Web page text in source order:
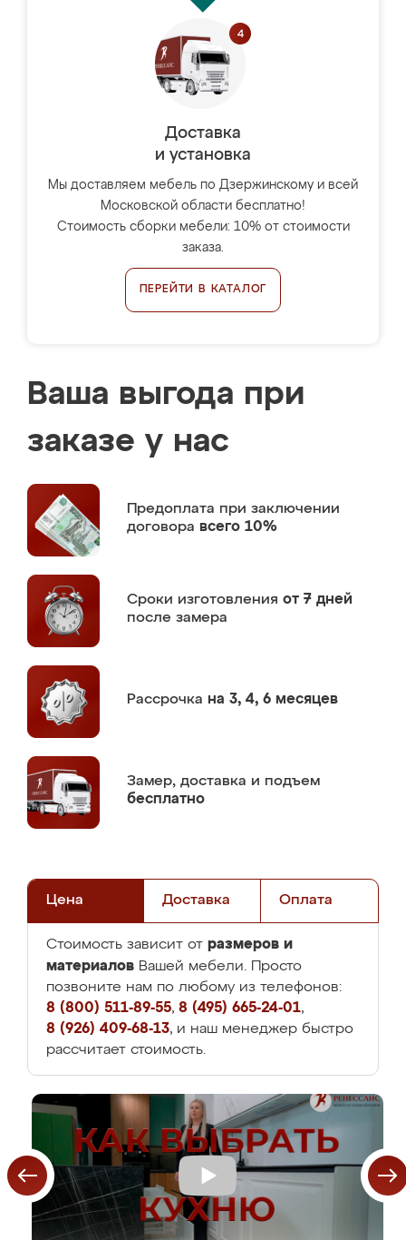
Доставка
и установка
Мы доставляем мебель по Дзержинскому и всей
Московской области бесплатно!
Стоимость сборки мебели: 10% от стоимости
заказа.
ПЕРЕЙТИ В КАТАЛОГ
Ваша выгода при
заказе у нас
Предоплата при заключении
договора всего 10%
Сроки изготовления от 7 дней
после замера
Рассрочка на 3, 4, 6 месяцев
Замер, доставка и подъем
бесплатно
Цена Доставка Оплата
Стоимость зависит от размеров и
материалов Вашей мебели. Просто
позвоните нам по любому из телефонов:
8 (800) 511-89-55, 8 (495) 665-24-01,
8 (926) 409-68-13, и наш менеджер быстро
рассчитает стоимость.